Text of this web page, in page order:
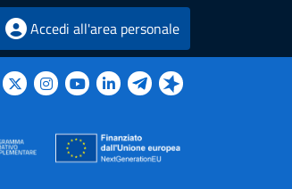
Accedi all'area personale